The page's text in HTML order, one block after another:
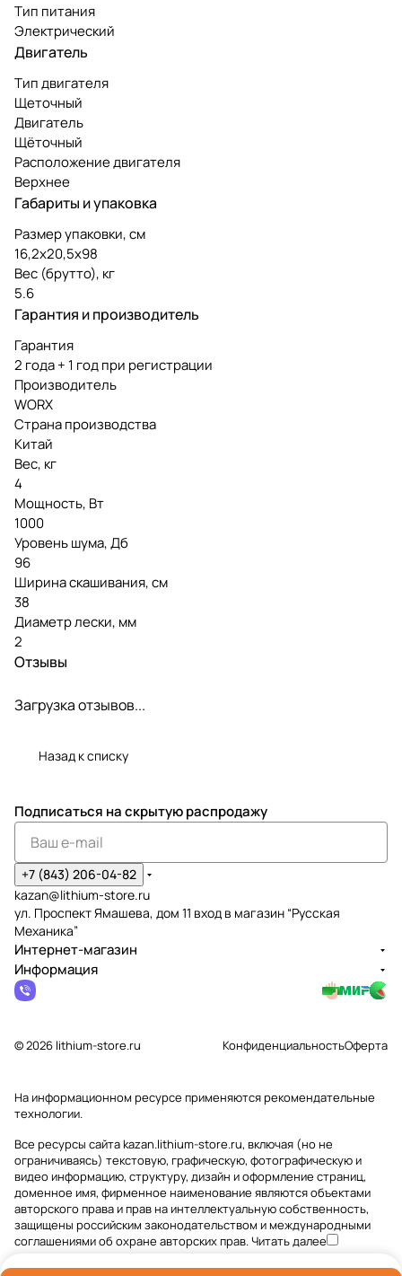
Тип питания
Электрический
Двигатель
Тип двигателя
Щеточный
Двигатель
Щёточный
Расположение двигателя
Верхнее
Габариты и упаковка
Размер упаковки, см
16,2х20,5х98
Вес (брутто), кг
5.6
Гарантия и производитель
Гарантия
2 года + 1 год при регистрации
Производитель
WORX
Страна производства
Китай
Вес, кг
4
Мощность, Вт
1000
Уровень шума, Дб
96
Ширина скашивания, см
38
Диаметр лески, мм
2
Отзывы
Загрузка отзывов...
Назад к списку
Подписаться на скрытую распродажу
+7 (843) 206-04-82
kazan@lithium-store.ru
ул. Проспект Ямашева, дом 11 вход в магазин “Русская
Механика”
Интернет-магазин
Информация
© 2026 lithium-store.ru КонфиденциальностьОферта
На информационном ресурсе применяютсярекомендательные
технологии.
Все ресурсы сайта kazan.lithium-store.ru, включая (но не
ограничиваясь) текстовую, графическую, фотографическую и
видео информацию, структуру, дизайн и оформление страниц,
доменное имя, фирменное наименование являются объектами
авторского права и прав на интеллектуальную собственность,
защищены российским законодательством и международными
соглашениями об охране авторских прав.Читать далее